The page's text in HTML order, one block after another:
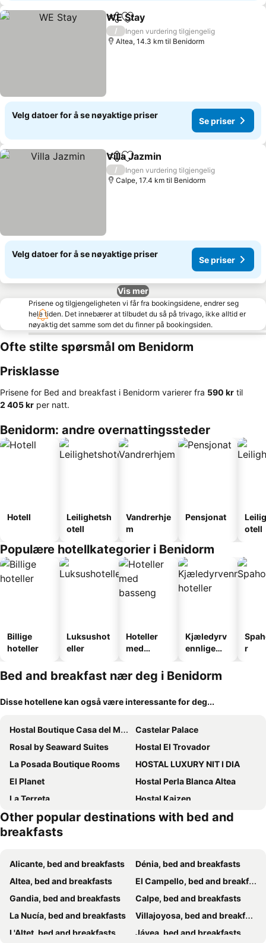
Del Legg til i favoritter
WE Stay
/
Ingen vurdering tilgjengelig
Altea, 14.3 km til Benidorm
Velg datoer for å se nøyaktige priser
Se priser
Del Legg til i favoritter
Villa Jazmin
/
Ingen vurdering tilgjengelig
Calpe, 17.4 km til Benidorm
Velg datoer for å se nøyaktige priser
Se priser
Vis mer
Prisene og tilgjengeligheten vi får fra bookingsidene, endrer seg
hele tiden. Det innebærer at tilbudet du så på trivago, ikke alltid er
nøyaktig det samme som det du finner på bookingsiden.
Ofte stilte spørsmål om Benidorm
Prisklasse
Prisene for Bed and breakfast i Benidorm varierer fra ‎590 kr til
‎2 405 kr per natt.
Benidorm: andre overnattingssteder
Hotell
Leilighetsh
otell
Vandrerhje
m
Pensjonat
otell
Populære hotellkategorier i Benidorm
Billige
hoteller
Luksushot
eller
Hoteller
med
Kjæledyrv
ennlige
r
Bed and breakfast nær deg i Benidorm
Disse hotellene kan også være interessante for deg...
Hostal Boutique Casa del Mar Altea
Castelar Palace
Rosal by Seaward Suites
Hostal El Trovador
La Posada Boutique Rooms
HOSTAL LUXURY NIT I DIA
El Planet
Hostal Perla Blanca Altea
La Terreta
Hostal Kaizen
Habitacion en piso compartido No alojamiento turistico
Pension Pardo
Torre de Arriba Casa Rural
Finca el tossal
Villa Vista Calpe
Casa Figueretes
Other popular destinations with bed and
breakfasts
Alicante, bed and breakfasts
Dénia, bed and breakfasts
Altea, bed and breakfasts
El Campello, bed and breakfasts
Gandia, bed and breakfasts
Calpe, bed and breakfasts
La Nucía, bed and breakfasts
Villajoyosa, bed and breakfasts
L'Altet, bed and breakfasts
Jávea, bed and breakfasts